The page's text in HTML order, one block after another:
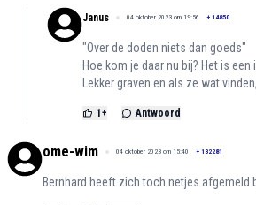
Janus 04 oktober 2023 om 19:56 + 14850
"Over de doden niets dan goeds"
Hoe kom je daar nu bij? Het is
Lekker graven en als ze wat
1 + Antwoord
ome-wim 04 oktober 2023 om 15:40 + 132281
Bernhard heeft zich toch netjes afgemeld